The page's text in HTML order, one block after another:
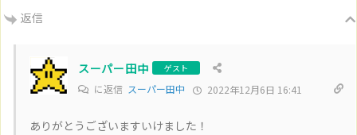
返信
スーパー田中 ゲスト
に返信 スーパー田中 2022年12月6日 16:41
ありがとうございますいけました！